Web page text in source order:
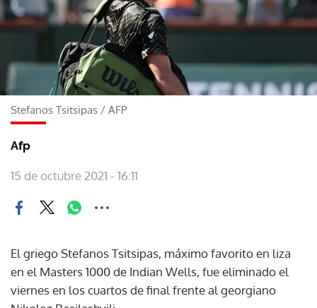
Stefanos Tsitsipas / AFP
Afp
15 de octubre 2021 - 16:11
El griego Stefanos Tsitsipas, máximo favorito en liza
en el Masters 1000 de Indian Wells, fue eliminado el
viernes en los cuartos de final frente al georgiano